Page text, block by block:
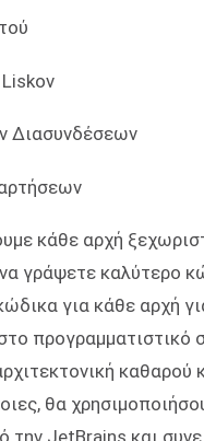
Διασυνδέσεων
κάθε αρχή
γράψετε καλύτερο
για κάθε αρχή
προγραμματιστικό
καθαρού
θα
JetBrains και